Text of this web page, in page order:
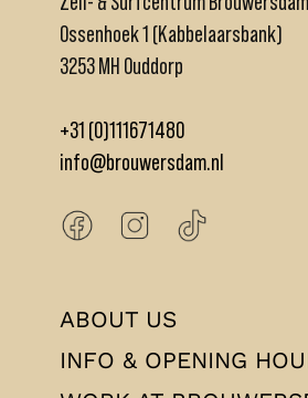
Ossenhoek 1 (Kabbelaarsbank)
3253 MH Ouddorp
+31 (0)111671480
info@brouwersdam.nl
ABOUT US
INFO & OPENING